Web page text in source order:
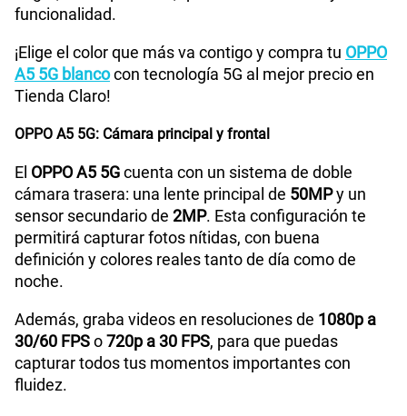
Capacidad Memoria Interna
Capacidad Memoria RAM 8GB + 8GB
GPS
Reconocimiento Facial Si
Lector de Huella
funcionalidad.
¡Elige el color que más va contigo y compra tu OPPO
A5 5G blancocon tecnología 5G al mejor precio en
Tienda Claro!
OPPO A5 5G: Cámara principal y frontal
El OPPO A5 5Gcuenta con un sistema de doble
cámara trasera: una lente principal de 50MPy un
sensor secundario de 2MP. Esta configuración te
permitirá capturar fotos nítidas, con buena
definición y colores reales tanto de día como de
noche.
Además, graba videos en resoluciones de 1080p a
30/60 FPSo720p a 30 FPS, para que puedas
capturar todos tus momentos importantes con
fluidez.